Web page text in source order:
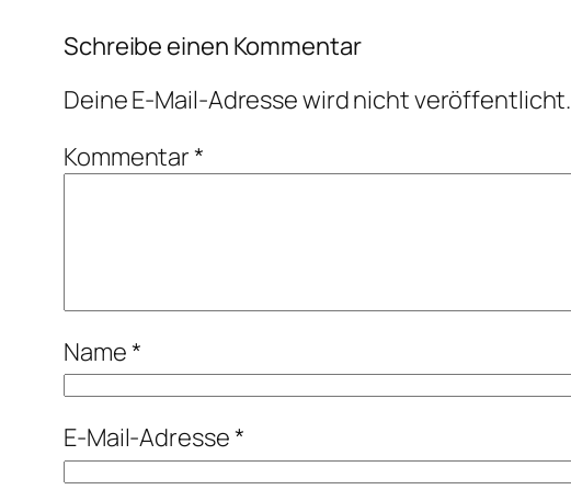
Schreibe einen Kommentar
Deine E-Mail-Adresse wird nicht veröffentlicht.
Kommentar*
Name*
E-Mail-Adresse*